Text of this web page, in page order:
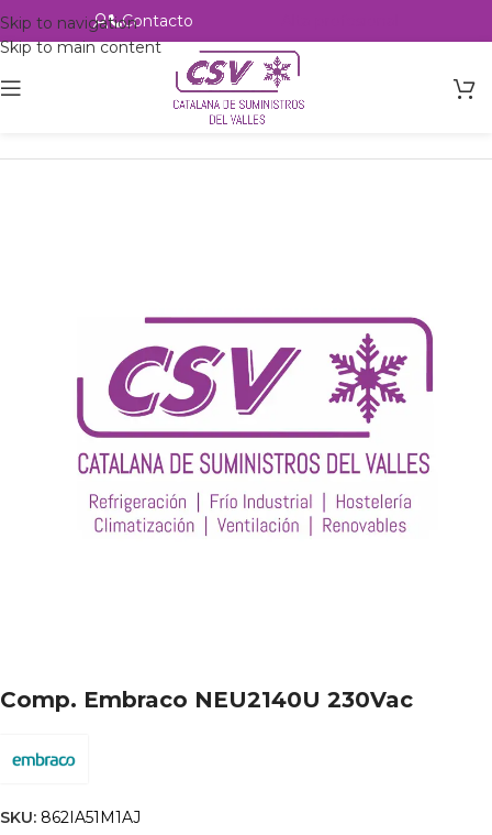
Skip to navigation
Skip to main content
Contacto
csvalles
Comp. Embraco NEU2140U 230Vac
SKU: 862IA51M1AJ